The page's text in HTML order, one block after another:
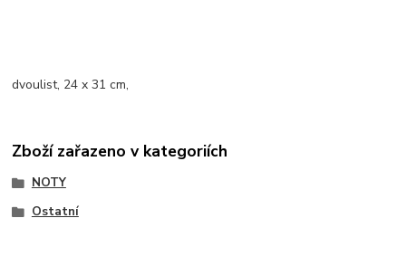
dvoulist, 24 x 31 cm,
Zboží zařazeno v kategoriích
NOTY
Ostatní